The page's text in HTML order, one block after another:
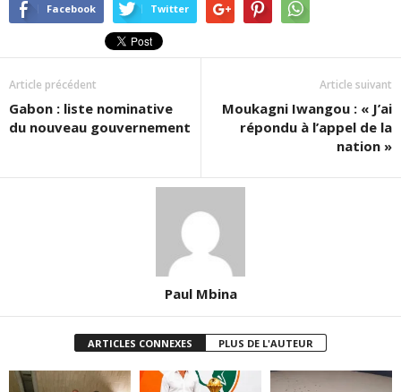
Facebook Twitter
Article précédent
Gabon : liste nominative
du nouveau gouvernement
Article suivant
Moukagni Iwangou : « J’ai
répondu à l’appel de la
nation »
Paul Mbina
ARTICLES CONNEXES PLUS DE L'AUTEUR